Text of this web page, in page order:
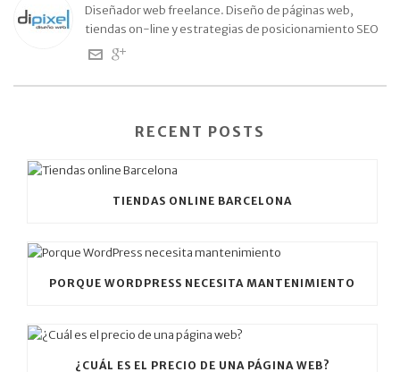
Diseñador web freelance. Diseño de páginas web,
tiendas on-line y estrategias de posicionamiento SEO
RECENT POSTS
TIENDAS ONLINE BARCELONA
PORQUE WORDPRESS NECESITA MANTENIMIENTO
¿CUÁL ES EL PRECIO DE UNA PÁGINA WEB?